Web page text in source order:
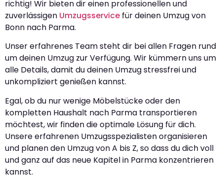
richtig! Wir bieten dir einen professionellen und
zuverlässigen Umzugsservice für deinen Umzug von
Bonn nach Parma.
Unser erfahrenes Team steht dir bei allen Fragen rund
um deinen Umzug zur Verfügung. Wir kümmern uns um
alle Details, damit du deinen Umzug stressfrei und
unkompliziert genießen kannst.
Egal, ob du nur wenige Möbelstücke oder den
kompletten Haushalt nach Parma transportieren
möchtest, wir finden die optimale Lösung für dich.
Unsere erfahrenen Umzugsspezialisten organisieren
und planen den Umzug von A bis Z, so dass du dich voll
und ganz auf das neue Kapitel in Parma konzentrieren
kannst.